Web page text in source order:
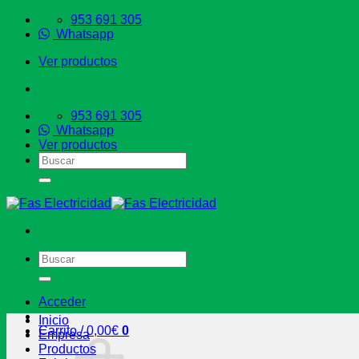
Saltar
953 691 305
Whatsapp
Ver productos
953 691 305
Whatsapp
Ver productos
Buscar
por:
Buscar
por:
Acceder
Carrito /0,00€ 0
Inicio
Empresa
Productos